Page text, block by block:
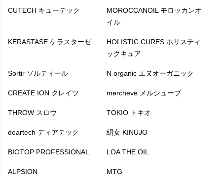
CUTECH キューテック
MOROCCANOIL モロッカンオ
イル
KERASTASE ケラスターゼ
HOLISTIC CURES ホリスティ
ックキュア
Sortir ソルティール N organic エヌオーガニック
CREATE ION クレイツ mercheve メルシューブ
THROW スロウ TOKIO トキオ
deartech ディアテック 絹女 KINUJO
BIOTOP PROFESSIONAL LOA THE OIL
ALPSION MTG